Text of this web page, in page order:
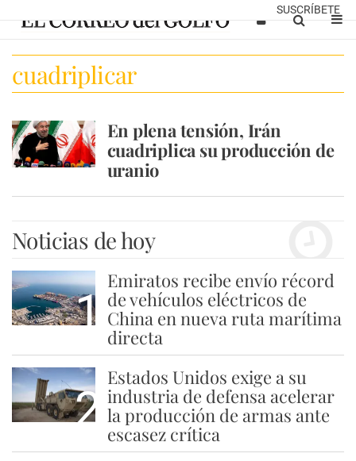
SUSCRÍBETE
cuadriplicar
En plena tensión, Irán
cuadriplica su producción de
uranio
Noticias de hoy
1
Emiratos recibe envío récord
de vehículos eléctricos de
China en nueva ruta marítima
directa
2
Estados Unidos exige a su
industria de defensa acelerar
la producción de armas ante
escasez crítica